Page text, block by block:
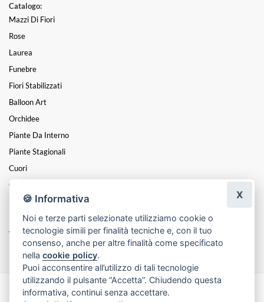
Catalogo:
Mazzi Di Fiori
Rose
Laurea
Funebre
Fiori Stabilizzati
Balloon Art
Orchidee
Piante Da Interno
Piante Stagionali
Cuori
Centrotavola
Kokedama E Piante Grasse
Piantine Grasse In Scultura Gesso
Vasi E Altro
Made with byInfoser.it- Realizzazione Siti ecommerce per Fioristi
🍪 Informativa
Noi e terze parti selezionate utilizziamo cookie o
tecnologie simili per finalità tecniche e, con il tuo
consenso, anche per altre finalità come specificato
nellacookie policy.
Puoi acconsentire all’utilizzo di tali tecnologie
utilizzando il pulsante “Accetta”. Chiudendo questa
informativa, continui senza accettare.
X